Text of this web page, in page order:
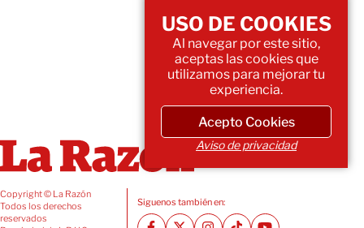
Copyright © La Razón
Todos los derechos
reservados
Siguenos también en:
USO DE COOKIES
Al navegar por este sitio,
aceptas las cookies que
utilizamos para mejorar tu
experiencia.
Acepto Cookies
Aviso de privacidad